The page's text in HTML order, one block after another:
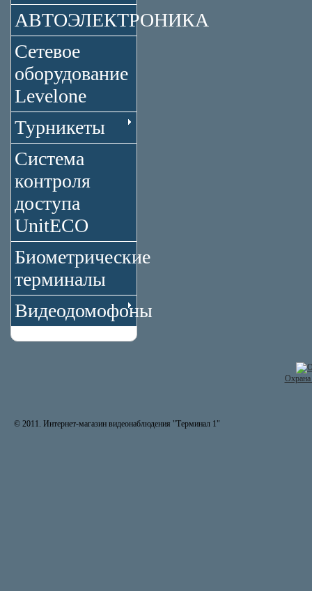
АВТОЭЛЕКТРОНИКА
Сетевое
оборудование
Levelone
Турникеты
Система
контроля
доступа
UnitECO
Биометрические
терминалы
Видеодомофоны
© 2011. Интернет-магазин видеонаблюдения "Терминал 1"